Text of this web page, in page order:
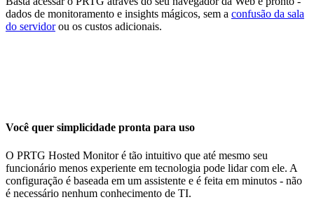
dados de monitoramento e insights mágicos, sem a confusão da sala
do servidorou os custos adicionais.
Você quer simplicidade pronta para uso
O PRTG Hosted Monitor é tão intuitivo que até mesmo seu
funcionário menos experiente em tecnologia pode lidar com ele. A
configuração é baseada em um assistente e é feita em minutos - não
é necessário nenhum conhecimento de TI.